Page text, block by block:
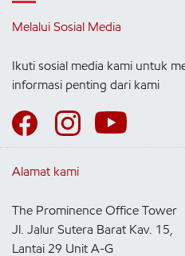
Melalui Sosial Media
Ikuti sosial media kami untuk
informasi penting dari kami
Alamat kami
The Prominence Office Tower
Jl. Jalur Sutera Barat Kav. 15,
Lantai 29 Unit A-G